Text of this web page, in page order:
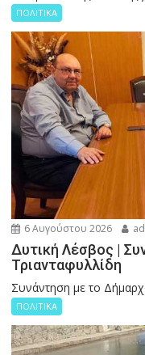
ΠΟΛΙΤΙΚΑ
6 Αυγούστου 2026
Δυτική Λέσβος |
Τριανταφυλλίδη
Συνάντηση με το
ΠΟΛΙΤΙΚΑ